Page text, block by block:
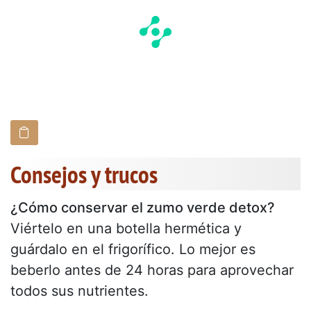
Consejos y trucos
¿Cómo conservar el zumo verde detox?
Viértelo en una botella hermética y
guárdalo en el frigorífico. Lo mejor es
beberlo antes de 24 horas para aprovechar
todos sus nutrientes.